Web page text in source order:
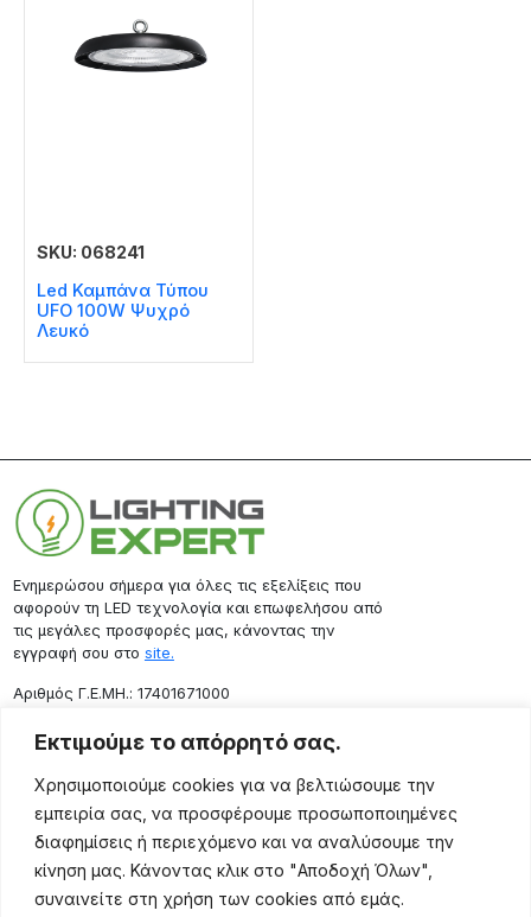
Εκτιμούμε το απόρρητό σας.
Χρησιμοποιούμε cookies για να βελτιώσουμε την
εμπειρία σας, να προσφέρουμε προσωποποιημένες
διαφημίσεις ή περιεχόμενο και να αναλύσουμε την
κίνηση μας. Κάνοντας κλικ στο "Αποδοχή Όλων",
συναινείτε στη χρήση των cookies από εμάς.
SKU: 068241
Led Καμπάνα Τύπου
UFO 100W Ψυχρό
Λευκό
Ενημερώσου σήμερα για όλες τις εξελίξεις που
αφορούν τη LED τεχνολογία και επωφελήσου από
τις μεγάλες προσφορές μας, κάνοντας την
εγγραφή σου στο site.
Aριθμός Γ.Ε.ΜΗ.: 17401671000
Επικοινωνία
Ρόδου 133, Αθήνα 10443
(+30) 211 725 5427
sales@lightingexpert.gr